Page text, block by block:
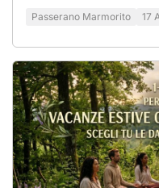
Passerano Marmorito 17